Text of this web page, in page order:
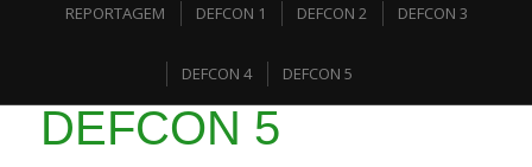
REPORTAGEM DEFCON 1 DEFCON 2 DEFCON 3
DEFCON 4 DEFCON 5
DEFCON 5